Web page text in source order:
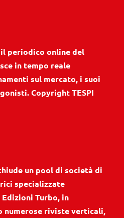
periodico online del
in tempo reale
sul mercato, i suoi
Copyright TESPI
un pool di società di
specializzate
Turbo, in
numerose riviste verticali,